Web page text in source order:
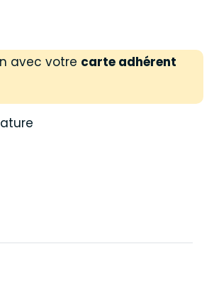
avec votre carte adhérent